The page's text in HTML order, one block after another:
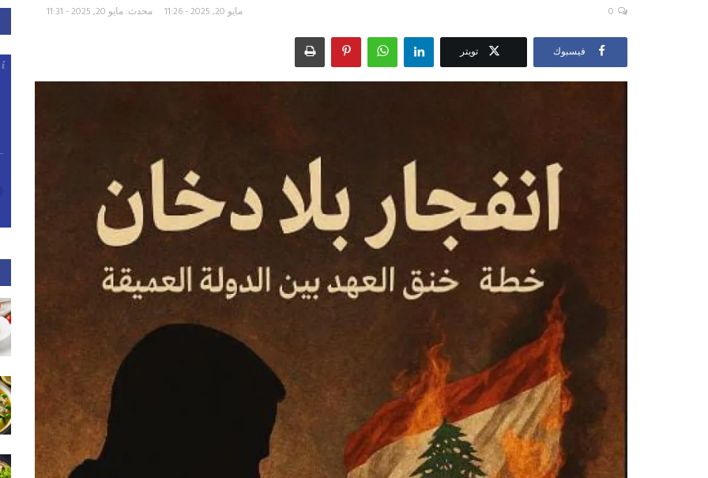
مايو 20, 2025 - 11:26 محدث: مايو 20, 2025 - 11:31 0
فيسبوك تويتر